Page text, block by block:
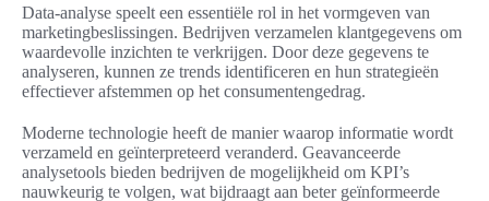
Data-analyse speelt een essentiële rol in het vormgeven van
marketingbeslissingen. Bedrijven verzamelen klantgegevens om
waardevolle inzichten te verkrijgen. Door deze gegevens te
analyseren, kunnen ze trends identificeren en hun strategieën
effectiever afstemmen op het consumentengedrag.
Moderne technologie heeft de manier waarop informatie wordt
verzameld en geïnterpreteerd veranderd. Geavanceerde
analysetools bieden bedrijven de mogelijkheid om KPI’s
nauwkeurig te volgen, wat bijdraagt aan beter geïnformeerde